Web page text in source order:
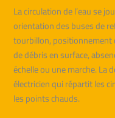
La circulation de l’eau se
orientation des buses de
tourbillon,
de débris en surface,
échelle ou une marche. La
électricien qui répartit les
les points chauds.